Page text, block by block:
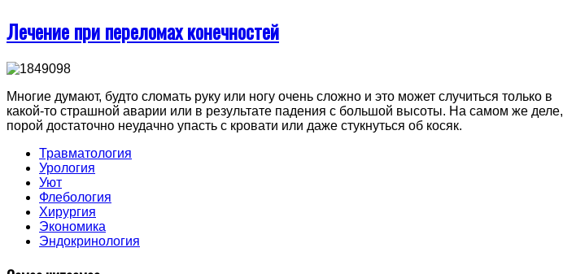
Лечение при переломах конечностей
Многие думают, будто сломать руку или ногу очень сложно и это может случиться только в
какой-то страшной аварии или в результате падения с большой высоты. На самом же деле,
порой достаточно неудачно упасть с кровати или даже стукнуться об косяк.
Травматология
Урология
Уют
Флебология
Хирургия
Экономика
Эндокринология